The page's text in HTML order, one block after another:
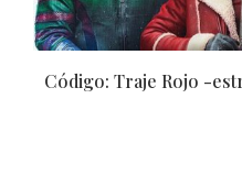
Venom: El último baile